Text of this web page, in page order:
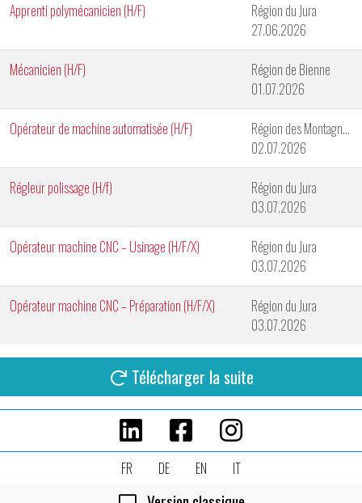
Apprenti polymécanicien (H/F)
Région du Jura
27.06.2026
Mécanicien (H/F)
Région de Bienne
01.07.2026
Opérateur de machine automatisée (H/F)
Région des Montagnes Neuchâteloises
02.07.2026
Régleur polissage (H/f)
Région du Jura
03.07.2026
Opérateur machine CNC – Usinage (H/F/X)
Région du Jura
03.07.2026
Opérateur machine CNC – Préparation (H/F/X)
Région du Jura
03.07.2026
Télécharger la suite
FR DE EN IT